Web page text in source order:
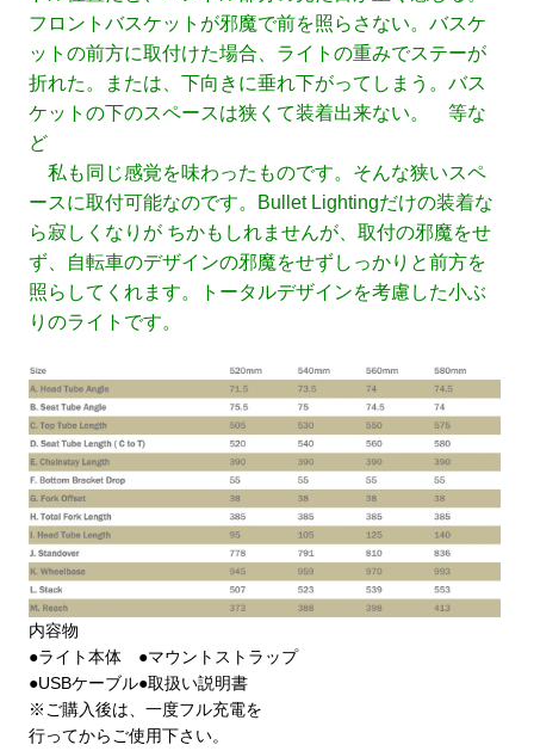
フロントバスケットが邪魔で前を照らさない。バスケ
ットの前方に取付けた場合、ライトの重みでステーが
折れた。または、下向きに垂れ下がってしまう。バス
ケットの下のスペースは狭くて装着出来ない。 等な
ど
私も同じ感覚を味わったものです。そんな狭いスペ
ースに取付可能なのです。Bullet Lightingだけの装着な
ら寂しくなりが ちかもしれませんが、取付の邪魔をせ
ず、自転車のデザインの邪魔をせずしっかりと前方を
照らしてくれます。トータルデザインを考慮した小ぶ
りのライトです。
内容物
●ライト本体 ●マウントストラップ
●USBケーブル●取扱い説明書
※ご購入後は、一度フル充電を
行ってからご使用下さい。